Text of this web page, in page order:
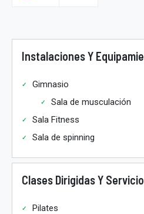
Instalaciones Y
Gimnasio
Sala de musculación
Sala Fitness
Sala de spinning
Clases Dirigidas Y
Pilates